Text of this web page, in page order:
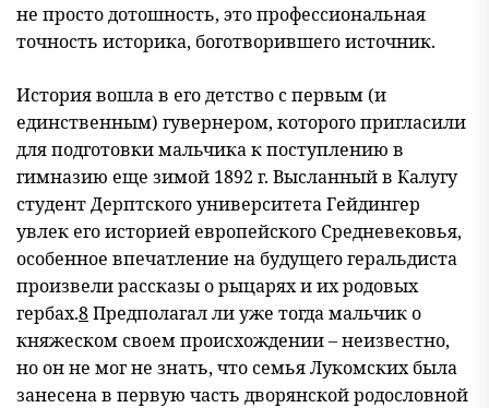
не просто дотошность, это профессиональная
точность историка, боготворившего источник.
История вошла в его детство с первым (и
единственным) гувернером, которого пригласили
для подготовки мальчика к поступлению в
гимназию еще зимой 1892 г. Высланный в Калугу
студент Дерптского университета Гейдингер
увлек его историей европейского Средневековья,
особенное впечатление на будущего геральдиста
произвели рассказы о рыцарях и их родовых
гербах.8Предполагал ли уже тогда мальчик о
княжеском своем происхождении – неизвестно,
но он не мог не знать, что семья Лукомских была
занесена в первую часть дворянской родословной